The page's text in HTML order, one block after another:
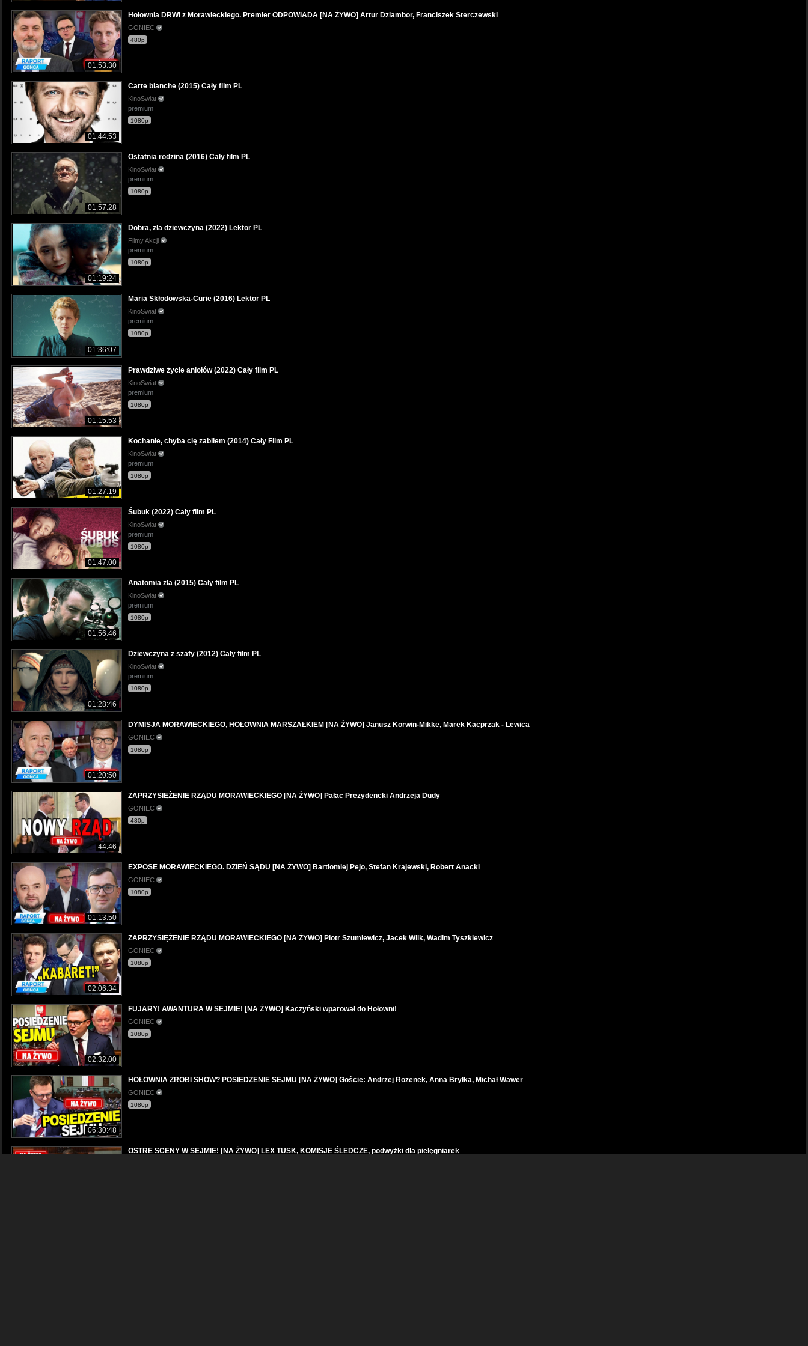
01:53:30
Hołownia DRWI z Morawieckiego. Premier ODPOWIADA [NA ŻYWO] Artur Dziambor, Franciszek Sterczewski
GONIEC
480p
01:44:53
Carte blanche (2015) Cały film PL
KinoSwiat
premium
1080p
01:57:28
Ostatnia rodzina (2016) Cały film PL
KinoSwiat
premium
1080p
01:19:24
Dobra, zła dziewczyna (2022) Lektor PL
Filmy Akcji
premium
1080p
01:36:07
Maria Skłodowska-Curie (2016) Lektor PL
KinoSwiat
premium
1080p
01:15:53
Prawdziwe życie aniołów (2022) Cały film PL
KinoSwiat
premium
1080p
01:27:19
Kochanie, chyba cię zabiłem (2014) Cały Film PL
KinoSwiat
premium
1080p
01:47:00
Śubuk (2022) Cały film PL
KinoSwiat
premium
1080p
01:56:46
Anatomia zła (2015) Cały film PL
KinoSwiat
premium
1080p
01:28:46
Dziewczyna z szafy (2012) Cały film PL
KinoSwiat
premium
1080p
01:20:50
DYMISJA MORAWIECKIEGO, HOŁOWNIA MARSZAŁKIEM [NA ŻYWO] Janusz Korwin-Mikke, Marek Kacprzak - Lewica
GONIEC
1080p
44:46
ZAPRZYSIĘŻENIE RZĄDU MORAWIECKIEGO [NA ŻYWO] Pałac Prezydencki Andrzeja Dudy
GONIEC
480p
01:13:50
EXPOSE MORAWIECKIEGO. DZIEŃ SĄDU [NA ŻYWO] Bartłomiej Pejo, Stefan Krajewski, Robert Anacki
GONIEC
1080p
02:06:34
ZAPRZYSIĘŻENIE RZĄDU MORAWIECKIEGO [NA ŻYWO] Piotr Szumlewicz, Jacek Wilk, Wadim Tyszkiewicz
GONIEC
1080p
02:32:00
FUJARY! AWANTURA W SEJMIE! [NA ŻYWO] Kaczyński wparował do Hołowni!
GONIEC
1080p
06:30:48
HOŁOWNIA ZROBI SHOW? POSIEDZENIE SEJMU [NA ŻYWO] Goście: Andrzej Rozenek, Anna Bryłka, Michał Wawer
GONIEC
1080p
OSTRE SCENY W SEJMIE! [NA ŻYWO] LEX TUSK, KOMISJE ŚLEDCZE, podwyżki dla pielęgniarek